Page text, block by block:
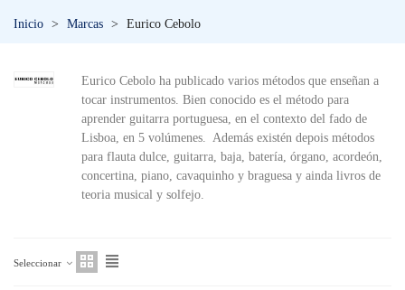
Inicio > Marcas > Eurico Cebolo
Eurico Cebolo ha publicado varios métodos que enseñan a
tocar instrumentos. Bien conocido es el método para
aprender guitarra portuguesa, en el contexto del fado de
Lisboa, en 5 volúmenes. Además existén depois métodos
para flauta dulce, guitarra, baja, batería, órgano, acordeón,
concertina, piano, cavaquinho y braguesa y ainda livros de
teoria musical y solfejo.
Seleccionar